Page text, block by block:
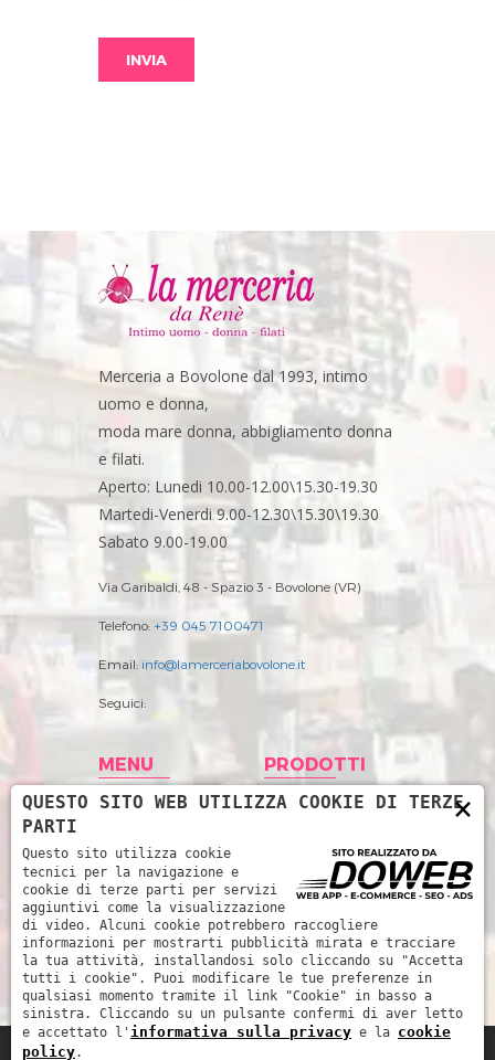
Merceria a Bovolone dal 1993, intimo
uomo e donna,
moda mare donna, abbigliamento donna
e filati.
Aperto: Lunedi 10.00-12.00\15.30-19.30
Martedi-Venerdi 9.00-12.30\15.30\19.30
Sabato 9.00-19.00
Via Garibaldi, 48 - Spazio 3 - Bovolone (VR)
Telefono: +39 045 7100471
Email: info@lamerceriabovolone.it
Seguici:
MENU
Home
Storia
Prodotti
News
Contatti
PRODOTTI
Abbigliamento
Accessori merceria
Filati
Intimo Donna
Intimo uomo
Mare
×
QUESTO SITO WEB UTILIZZA COOKIE DI TERZE
PARTI
Questo sito utilizza cookie
tecnici per la navigazione e
cookie di terze parti per servizi
aggiuntivi come la visualizzazione
di video. Alcuni cookie potrebbero raccogliere
informazioni per mostrarti pubblicità mirata e tracciare
la tua attività, installandosi solo cliccando su "Accetta
tutti i cookie". Puoi modificare le tue preferenze in
qualsiasi momento tramite il link "Cookie" in basso a
sinistra. Cliccando su un pulsante confermi di aver letto
e accettato l' informativa sulla privacy e la cookie
policy.